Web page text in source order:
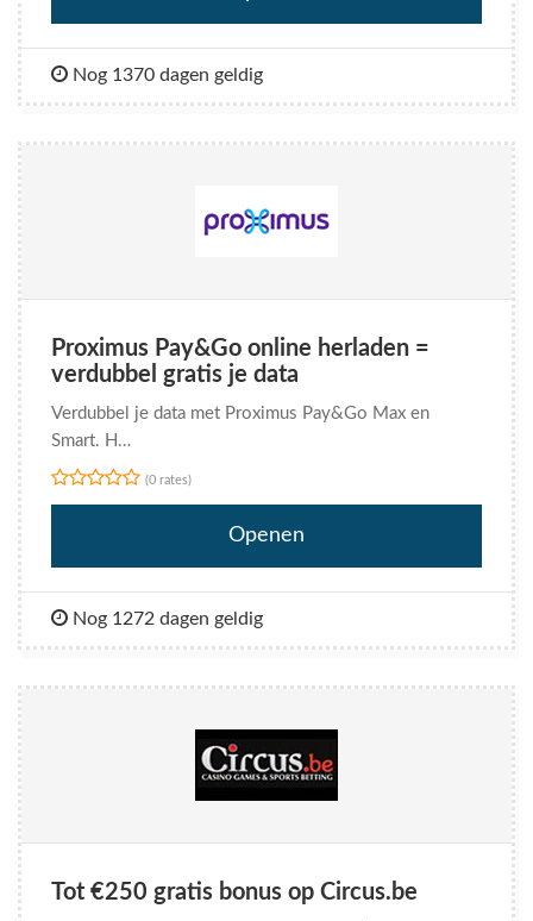
Nog 1370 dagen geldig
Proximus Pay&Go online herladen =
verdubbel gratis je data
Verdubbel je data met Proximus Pay&Go Max en
Smart. H…
(0 rates)
Openen
Nog 1272 dagen geldig
Tot €250 gratis bonus op Circus.be